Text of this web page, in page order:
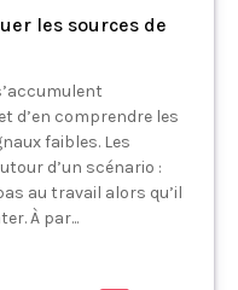
les sources de
d’en comprendre les
faibles. Les
d’un scénario :
au travail alors qu’il
À par...